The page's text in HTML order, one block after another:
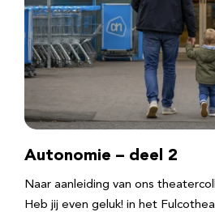
Autonomie – deel 2
Naar aanleiding van ons
Heb jij even geluk! in het